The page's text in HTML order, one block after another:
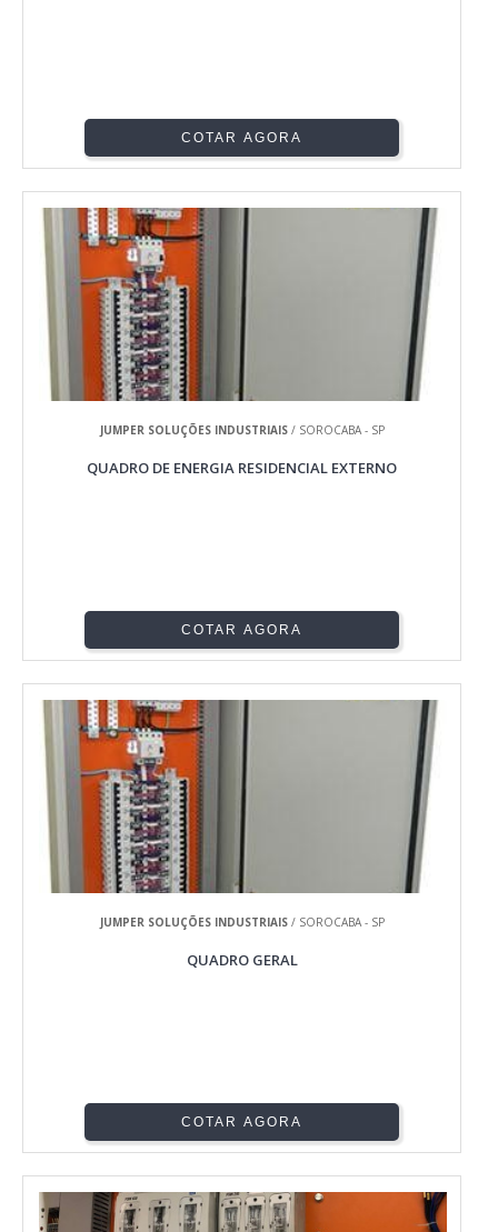
COTAR AGORA
JUMPER SOLUÇÕES INDUSTRIAIS/ SOROCABA - SP
QUADRO DE ENERGIA RESIDENCIAL EXTERNO
COTAR AGORA
JUMPER SOLUÇÕES INDUSTRIAIS/ SOROCABA - SP
QUADRO GERAL
COTAR AGORA